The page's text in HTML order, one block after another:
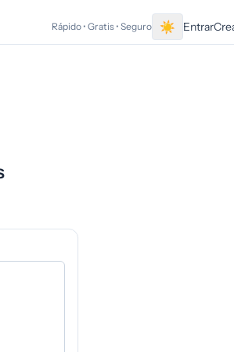
Rápido • Gratis • Seguro ☀ Entrar